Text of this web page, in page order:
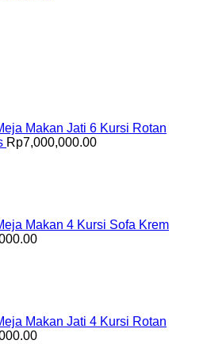
Makan Jati 6 Kursi Rotan
Rp7,000,000.00
Makan 4 Kursi Sofa Krem
Makan Jati 4 Kursi Rotan